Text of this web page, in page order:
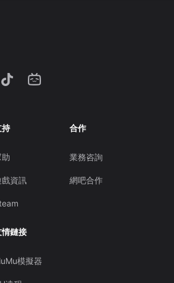
持
戲資訊
合作
業務咨詢
網吧合作
情鏈接
模擬器